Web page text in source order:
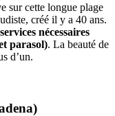
sur cette longue plage
créé il y a 40 ans.
nécessaires
parasol). La beauté de
d’un.